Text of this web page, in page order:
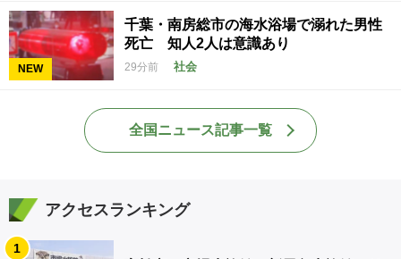
NEW
千葉・南房総市の海水浴場で溺れた男性
死亡 知人2人は意識あり
29分前 社会
全国ニュース記事一覧
アクセスランキング
1